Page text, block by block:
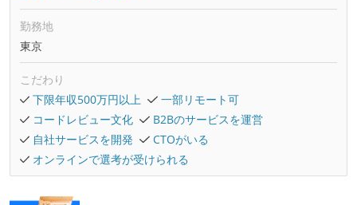
勤務地
東京
こだわり
下限年収500万円以上
一部リモート可
コードレビュー文化
B2Bのサービスを運営
自社サービスを開発
CTOがいる
オンラインで選考が受けられる